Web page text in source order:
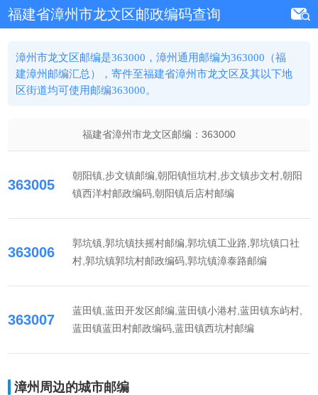
福建省漳州市龙文区邮政编码查询
漳州市龙文区邮编是363000，漳州通用邮编为363000（福
建漳州邮编汇总），寄件至福建省漳州市龙文区及其以下地
区街道均可使用邮编363000。
福建省漳州市龙文区邮编： 363000
363005
朝阳镇,步文镇邮编,朝阳镇恒坑村,步文镇步文村,朝阳
镇西洋村邮政编码,朝阳镇后店村邮编
363006
郭坑镇,郭坑镇扶摇村邮编,郭坑镇工业路,郭坑镇口社
村,郭坑镇郭坑村邮政编码,郭坑镇漳泰路邮编
363007
蓝田镇,蓝田开发区邮编,蓝田镇小港村,蓝田镇东屿村,
蓝田镇蓝田村邮政编码,蓝田镇西坑村邮编
漳州周边的城市邮编